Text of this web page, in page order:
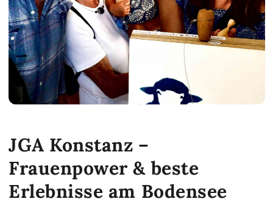
JGA Konstanz –
Frauenpower & beste
Erlebnisse am Bodensee